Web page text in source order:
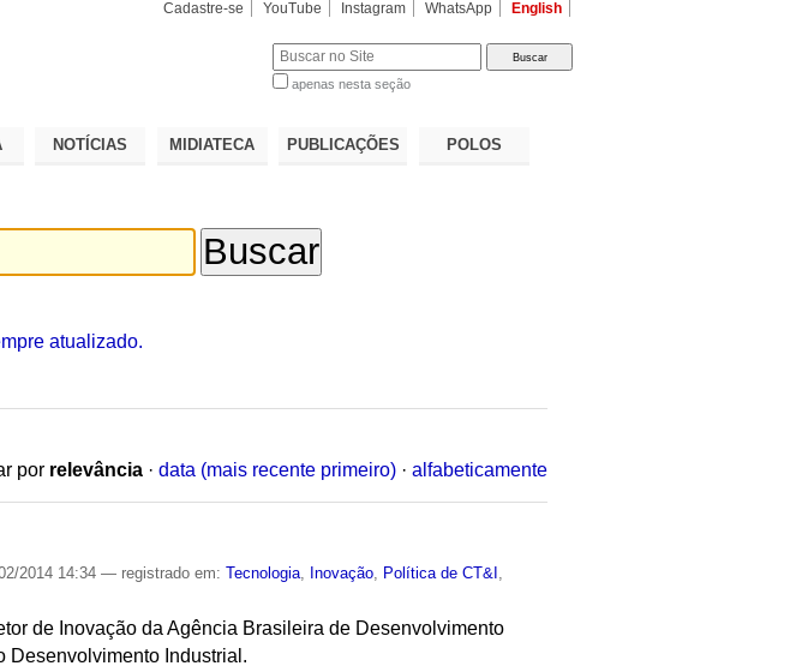
Cadastre-se YouTube Instagram WhatsApp English
apenas nesta seção
NOTÍCIAS MIDIATECA PUBLICAÇÕES POLOS
atualizado.
por relevância · data (mais recente primeiro) · alfabeticamente
2014 14:34— registrado em:Tecnologia Inovação Política de CT&I
de Inovação da Agência Brasileira de Desenvolvimento
Desenvolvimento Industrial.